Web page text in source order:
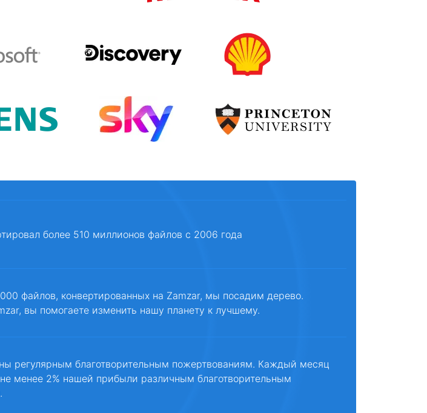
более 510 миллионов файлов с 2006 года
файлов, конвертированных на Zamzar, мы посадим дерево.
вы помогаете изменить нашу планету к лучшему.
регулярным благотворительным пожертвованиям. Каждый месяц
менее 2% нашей прибыли различным благотворительным